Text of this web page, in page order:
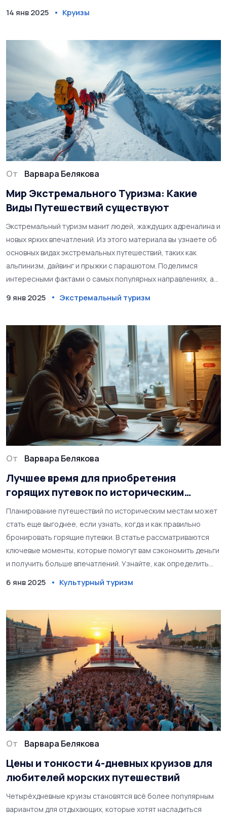
поможет вам выбрать наиболее подходящий круиз,
в детали, вы откроете для себя множество увлекательных
возможностей и особенностей круизного отдыха.
14 янв 2025 Круизы
От Варвара Белякова
Мир Экстремального Туризма: Какие
Виды Путешествий существуют
Экстремальный туризм манит людей, жаждущих адреналина и
новых ярких впечатлений. Из этого материала вы узнаете об
основных видах экстремальных путешествий, таких как
альпинизм, дайвинг и прыжки с парашютом. Поделимся
интересными фактами о самых популярных направлениях, а
опасное приключение безопасным и незабываемым. Эти
покорять новые вершины и погружаться в неизведанные
глубины. Вдохновляем и мотивируем отправиться в путь и
испытать себя на прочность.
9 янв 2025 Экстремальный туризм
От Варвара Белякова
Лучшее время для приобретения
горящих путевок по историческим
местам
Планирование путешествий по историческим местам может
стать еще выгоднее, если узнать, когда и как правильно
бронировать горящие путевки. В статье рассматриваются
ключевые моменты, которые помогут вам сэкономить деньги
и получить больше впечатлений. Узнайте, как определить
для успешной поездки. Дополнительно читатели смогут
путешествий. Подробно описаны преимущества и недостатки
горящих туров в исторические места.
6 янв 2025 Культурный туризм
От Варвара Белякова
Цены и тонкости 4-дневных круизов для
любителей морских путешествий
Четырёхдневные круизы становятся всё более популярным
вариантом для отдыхающих, которые хотят насладиться